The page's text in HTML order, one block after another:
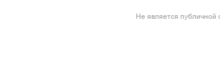
Не является публичной